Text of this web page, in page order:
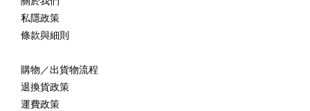
私隱政策
條款與細則
購物／出貨物流程
退換貨政策
運費政策